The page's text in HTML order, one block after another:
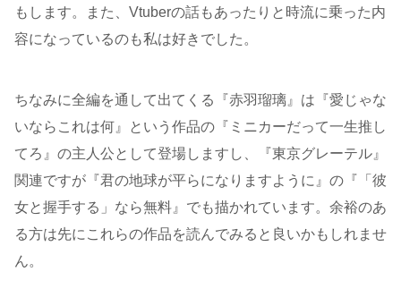
もします。また、Vtuberの話もあったりと時流に乗った内
容になっているのも私は好きでした。
ちなみに全編を通して出てくる『赤羽瑠璃』は『愛じゃな
いならこれは何』という作品の『ミニカーだって一生推し
てろ』の主人公として登場しますし、『東京グレーテル』
関連ですが『君の地球が平らになりますように』の『「彼
女と握手する」なら無料』でも描かれています。余裕のあ
る方は先にこれらの作品を読んでみると良いかもしれませ
ん。